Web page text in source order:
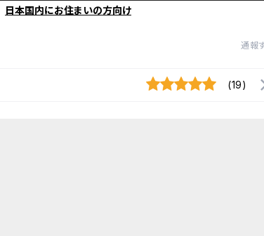
日本国内にお住まいの方向け
通報
(19)